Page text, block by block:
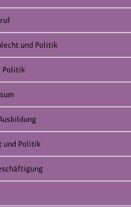
und Politik
Politik
und Politik